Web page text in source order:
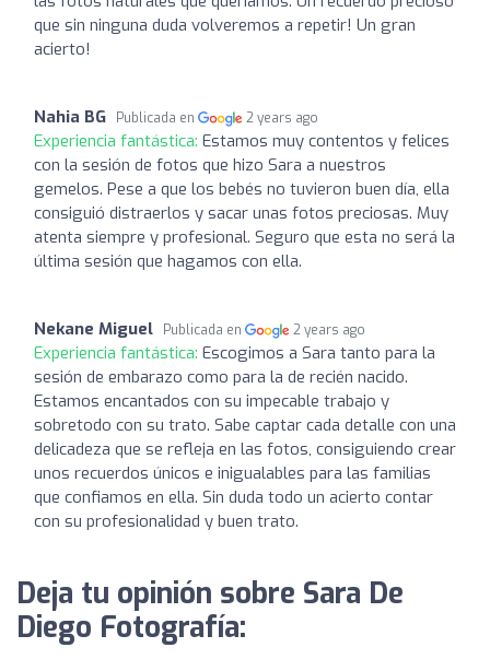
que sin ninguna duda volveremos a repetir! Un gran
acierto!
Nahia BG Publicada en 2 years ago
Experiencia fantástica: Estamos muy contentos y felices
con la sesión de fotos que hizo Sara a nuestros
gemelos. Pese a que los bebés no tuvieron buen día, ella
consiguió distraerlos y sacar unas fotos preciosas. Muy
atenta siempre y profesional. Seguro que esta no será la
última sesión que hagamos con ella.
Nekane Miguel Publicada en 2 years ago
Experiencia fantástica: Escogimos a Sara tanto para la
sesión de embarazo como para la de recién nacido.
Estamos encantados con su impecable trabajo y
sobretodo con su trato. Sabe captar cada detalle con una
delicadeza que se refleja en las fotos, consiguiendo crear
unos recuerdos únicos e inigualables para las familias
que confiamos en ella. Sin duda todo un acierto contar
con su profesionalidad y buen trato.
Deja tu opinión sobre Sara De
Diego Fotografía: